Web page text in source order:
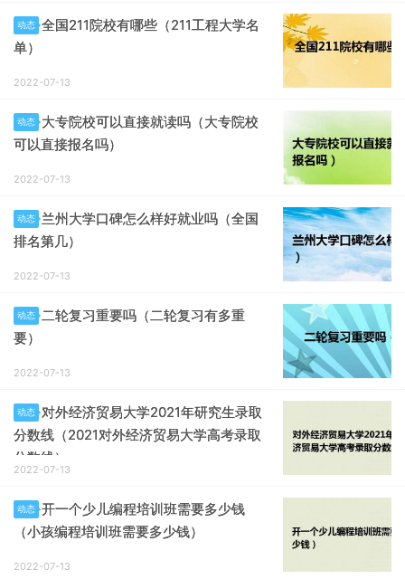
动态 全国211院校有哪些（211工程大学名
单）
2022-07-13
动态
大专院校可以直接就读吗（大专院校
可以直接报名吗）
2022-07-13
动态
兰州大学口碑怎么样好就业吗（全国
排名第几）
2022-07-13
动态
二轮复习重要吗（二轮复习有多重
要）
2022-07-13
动态
对外经济贸易大学2021年研究生录取
分数线（2021对外经济贸易大学高考录取
分数线）
2022-07-13
动态 开一个少儿编程培训班需要多少钱
（小孩编程培训班需要多少钱）
2022-07-13